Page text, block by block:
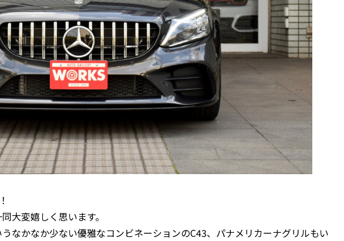
大変嬉しく思います。
なかなか少ない優雅なコンビネーションのC43、パナメリカーナグリルもい